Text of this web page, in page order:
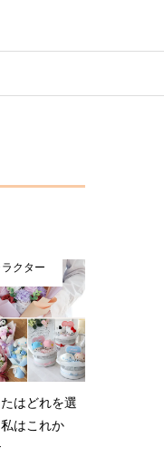
クター
はどれを選
はこれか